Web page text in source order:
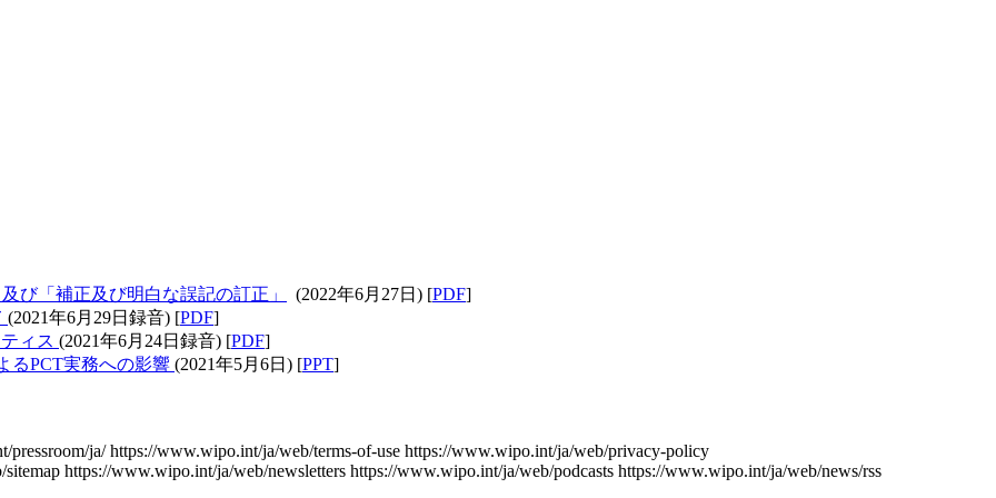
び「補正及び明白な誤記の訂正」 ​​​​​​​ (2022年6月27日) [PDF]
(2021年6月29日録音) [PDF]
ィス ​​​​​​​(2021年6月24日録音) [PDF]
るPCT実務への影響 (2021年5月6日) [PPT]
pressroom/ja/ https://www.wipo.int/ja/web/terms-of-use https://www.wipo.int/ja/web/privacy-policy
https://www.wipo.int/ja/web/newsletters https://www.wipo.int/ja/web/podcasts https://www.wipo.int/ja/web/news/rss